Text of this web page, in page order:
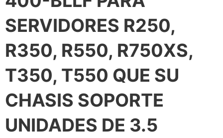
SERVIDORES R250,
R350, R550, R750XS,
T350, T550 QUE SU
CHASIS SOPORTE
UNIDADES DE 3.5